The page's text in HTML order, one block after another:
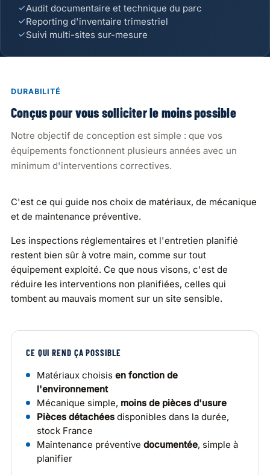
Audit documentaire et technique du parc
Reporting d'inventaire trimestriel
Suivi multi-sites sur-mesure
DURABILITÉ
Conçus pour vous solliciter le moins possible
Notre objectif de conception est simple : que vos
équipements fonctionnent plusieurs années avec un
minimum d'interventions correctives.
C'est ce qui guide nos choix de matériaux, de mécanique
et de maintenance préventive.
Les inspections réglementaires et l'entretien planifié
restent bien sûr à votre main, comme sur tout
équipement exploité. Ce que nous visons, c'est de
réduire les interventions non planifiées, celles qui
tombent au mauvais moment sur un site sensible.
CE QUI REND ÇA POSSIBLE
Matériaux choisis en fonction de
l'environnement
Mécanique simple, moins de pièces d'usure
Pièces détachéesdisponibles dans la durée,
stock France
Maintenance préventive documentée, simple à
planifier